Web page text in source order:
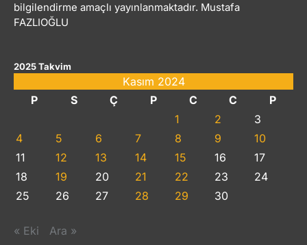
bilgilendirme amaçlı yayınlanmaktadır. Mustafa
FAZLIOĞLU
2025 Takvim
Kasım 2024
P
S Ç P C C
P
1
2
3
4
5 6 7 8 9
10
11
12 13 14 15 16
17
18
19 20 21 22 23
24
25
26 27 28 29 30
« Eki Ara »